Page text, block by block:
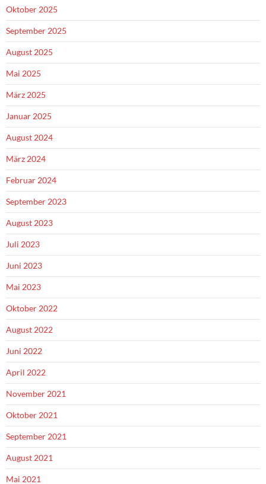
Oktober 2025
September 2025
August 2025
Mai 2025
März 2025
Januar 2025
August 2024
März 2024
Februar 2024
September 2023
August 2023
Juli 2023
Juni 2023
Mai 2023
Oktober 2022
August 2022
Juni 2022
April 2022
November 2021
Oktober 2021
September 2021
August 2021
Mai 2021